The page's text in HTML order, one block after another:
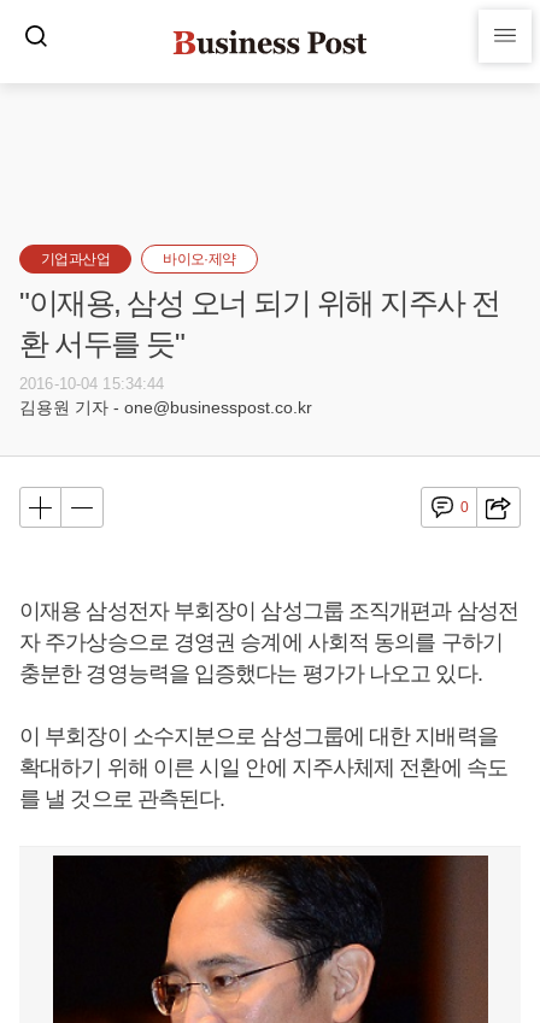
기업과산업 바이오·제약
"이재용, 삼성 오너 되기 위해 지주사 전
환 서두를 듯"
2016-10-04 15:34:44
김용원 기자 - one@businesspost.co.kr
0
이재용 삼성전자 부회장이 삼성그룹 조직개편과 삼성전
자 주가상승으로 경영권 승계에 사회적 동의를 구하기
충분한 경영능력을 입증했다는 평가가 나오고 있다.
이 부회장이 소수지분으로 삼성그룹에 대한 지배력을
확대하기 위해 이른 시일 안에 지주사체제 전환에 속도
를 낼 것으로 관측된다.